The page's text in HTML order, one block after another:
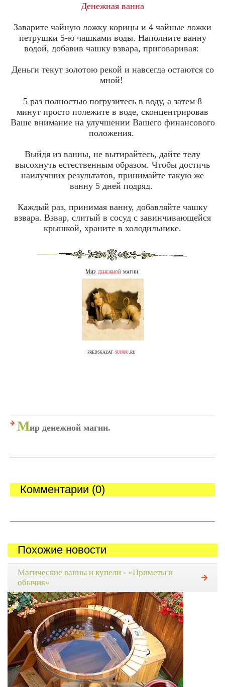
Денежная ванна
Заварите чайную ложку корицы и 4 чайные ложки
петрушки 5-ю чашками воды. Наполните ванну
водой, добавив чашку взвара, приговаривая:
Деньги текут золотою рекой и навсегда остаются со
мной!
5 раз полностью погрузитесь в воду, а затем 8
минут просто полежите в воде, сконцентрировав
Ваше внимание на улучшении Вашего финансового
положения.
Выйдя из ванны, не вытирайтесь, дайте телу
высохнуть естественным образом. Чтобы достичь
наилучших результатов, принимайте такую же
ванну 5 дней подряд.
Каждый раз, принимая ванну, добавляйте чашку
взвара. Взвар, слитый в сосуд с завинчивающейся
крышкой, храните в холодильнике.
Мир денежноймагии.
predskazat-sudbu.ru
Мир денежной магии.
Комментарии (0)
Похожие новости
Магические ванны и купели - «Приметы и
обычия»